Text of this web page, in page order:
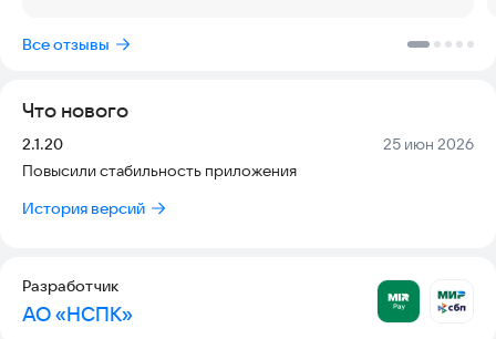
счёт в котором вы хотите подключить, и подтвердить
Привязать счёт можно и вручную, если на телефоне нет
приложения нужного банка.
Как оплачивать покупки смартфоном в одно касание?
кассе магазина.
метки, по платёжной ссылке или по кнопке на сайте
продавца. Обратитесь, пожалуйста, к нам по номеру 8
помощью «СБПэй» по QR-коду.
Все отзывы
Что нового
Версия:
2.1.20 Дата:
25 июн 2026
Повысили стабильность приложения
История версий
Разработчик
АО «НСПК»